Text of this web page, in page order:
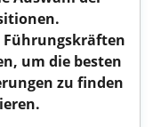
Führungskräften
um die besten
zu finden